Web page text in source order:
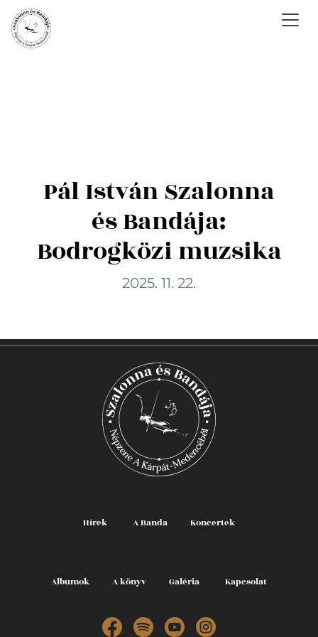
Pál István Szalonna
és Bandája:
Bodrogközi muzsika
2025. 11. 22.
Hírek A Banda Koncertek
Albumok A könyv Galéria Kapcsolat